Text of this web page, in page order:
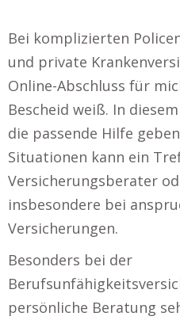
Bei komplizierten
und private
Online-Abschluss für
Bescheid weiß. In
die passende Hilfe
Situationen kann ein
Versicherungsberater
insbesondere bei
Versicherungen.
Besonders bei der
persönliche Beratung